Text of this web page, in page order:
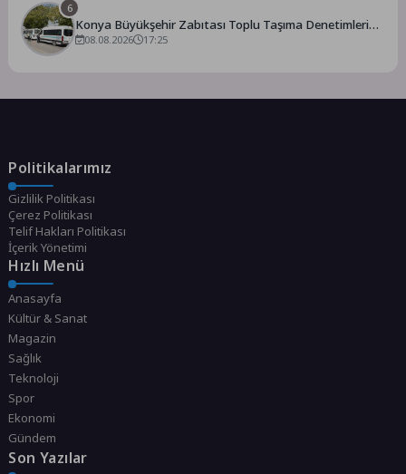
6
Konya Büyükşehir Zabıtası Toplu Taşıma Denetimlerini
Sürdürüyor
08.08.2026 17:25
Politikalarımız
Gizlilik Politikası
Çerez Politikası
Telif Hakları Politikası
İçerik Yönetimi
Hızlı Menü
Anasayfa
Kültür & Sanat
Magazin
Sağlık
Teknoloji
Spor
Ekonomi
Gündem
Son Yazılar